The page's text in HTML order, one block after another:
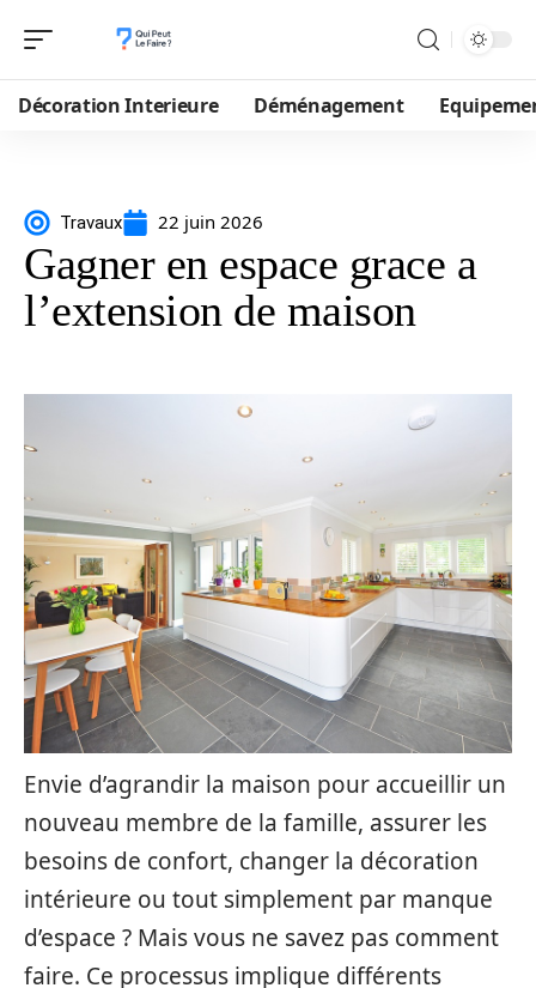
Décoration Interieure Déménagement
Travaux 22 juin 2026
Gagner en espace grace a
l’extension de maison
Envie d’agrandir la maison pour accueillir un
nouveau membre de la famille, assurer les
besoins de confort, changer la décoration
intérieure ou tout simplement par manque
d’espace ? Mais vous ne savez pas comment
faire. Ce processus implique différents